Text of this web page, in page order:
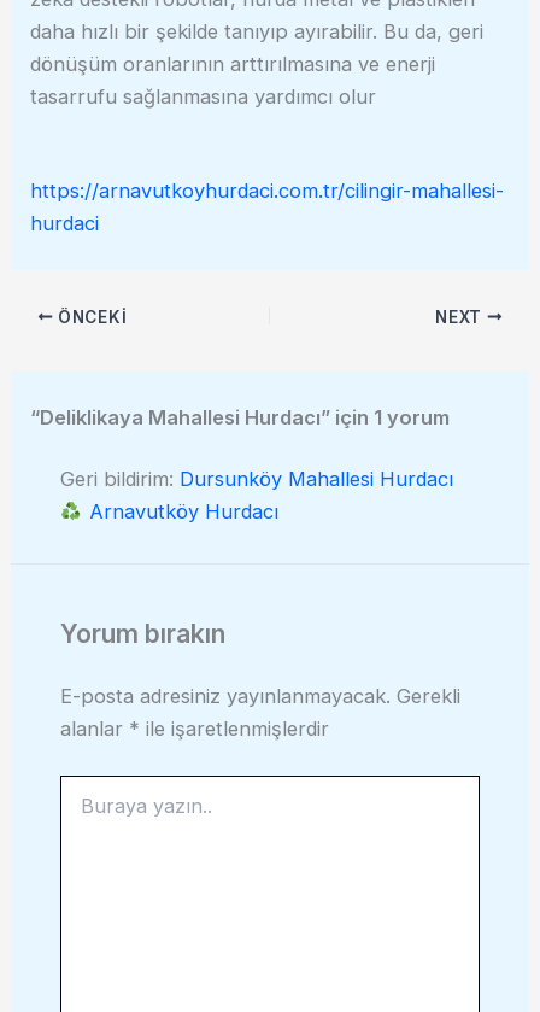
daha hızlı bir şekilde tanıyıp ayırabilir. Bu da, geri
dönüşüm oranlarının arttırılmasına ve enerji
tasarrufu sağlanmasına yardımcı olur
https://arnavutkoyhurdaci.com.tr/cilingir-mahallesi-
hurdaci
ÖNCEKI NEXT
“Deliklikaya Mahallesi Hurdacı” için 1 yorum
Geri bildirim: Dursunköy Mahallesi Hurdacı
Arnavutköy Hurdacı
Yorum bırakın
E-posta adresiniz yayınlanmayacak. Gerekli
alanlar * ile işaretlenmişlerdir
yazın..